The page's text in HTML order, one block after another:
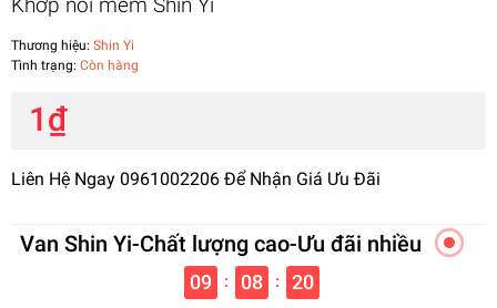
Thương hiệu: Shin Yi
Tình trạng: Còn hàng
1₫
Liên Hệ Ngay 0961002206 Để Nhận Giá Ưu Đãi
Van Shin Yi-Chất lượng cao-Ưu đãi nhiều
09 : 08 : 19